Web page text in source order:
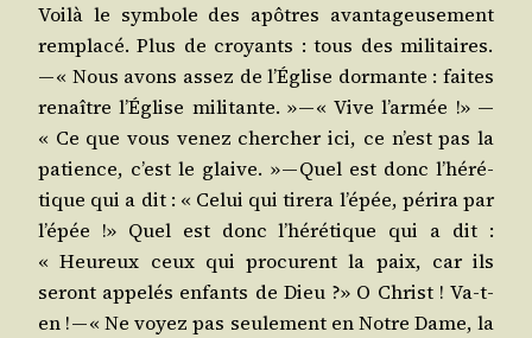
Voi­là le sym­bole des apôtres avan­ta­geu­se­ment
rem­pla­cé. Plus de croyants : tous des mili­taires.
— « Nous avons assez de l’É­glise dor­mante : faites
renaître l’É­glise mili­tante. » — « Vive l’ar­mée !» ―
« Ce que vous venez cher­cher ici, ce n’est pas la
patience, c’est le glaive. » — Quel est donc l’hé­ré­
tique qui a dit : « Celui qui tire­ra l’é­pée, péri­ra par
l’é­pée !» Quel est donc l’hé­ré­tique qui a dit :
« Heu­reux ceux qui pro­curent la paix, car ils
seront appe­lés enfants de Dieu ?» O Christ ! Va-t-
en ! — « Ne voyez pas seule­ment en Notre Dame, la